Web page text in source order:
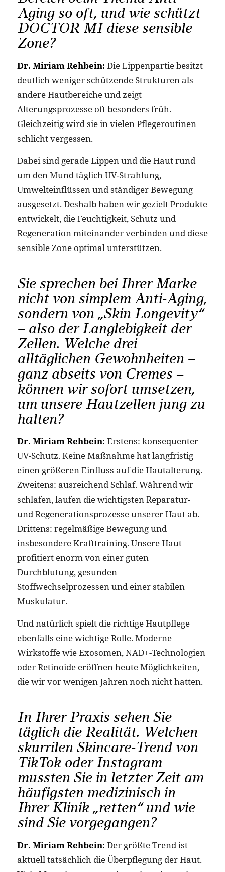
Aging so oft, und wie schützt
DOCTOR MI diese sensible
Zone?
Dr. Miriam Rehbein: Die Lippenpartie besitzt
deutlich weniger schützende Strukturen als
andere Hautbereiche und zeigt
Alterungsprozesse oft besonders früh.
Gleichzeitig wird sie in vielen Pflegeroutinen
schlicht vergessen.
Dabei sind gerade Lippen und die Haut rund
um den Mund täglich UV-Strahlung,
Umwelteinflüssen und ständiger Bewegung
ausgesetzt. Deshalb haben wir gezielt Produkte
entwickelt, die Feuchtigkeit, Schutz und
Regeneration miteinander verbinden und diese
sensible Zone optimal unterstützen.
Sie sprechen bei Ihrer Marke
nicht von simplem Anti-Aging,
sondern von „Skin Longevity“
– also der Langlebigkeit der
Zellen. Welche drei
alltäglichen Gewohnheiten –
ganz abseits von Cremes –
können wir sofort umsetzen,
um unsere Hautzellen jung zu
halten?
Dr. Miriam Rehbein: Erstens: konsequenter
UV-Schutz. Keine Maßnahme hat langfristig
einen größeren Einfluss auf die Hautalterung.
Zweitens: ausreichend Schlaf. Während wir
schlafen, laufen die wichtigsten Reparatur-
und Regenerationsprozesse unserer Haut ab.
Drittens: regelmäßige Bewegung und
insbesondere Krafttraining. Unsere Haut
profitiert enorm von einer guten
Durchblutung, gesunden
Stoffwechselprozessen und einer stabilen
Muskulatur.
Und natürlich spielt die richtige Hautpflege
ebenfalls eine wichtige Rolle. Moderne
Wirkstoffe wie Exosomen, NAD+-Technologien
oder Retinoide eröffnen heute Möglichkeiten,
die wir vor wenigen Jahren noch nicht hatten.
In Ihrer Praxis sehen Sie
täglich die Realität. Welchen
skurrilen Skincare-Trend von
TikTok oder Instagram
mussten Sie in letzter Zeit am
häufigsten medizinisch in
Ihrer Klinik „retten“ und wie
sind Sie vorgegangen?
Dr. Miriam Rehbein: Der größte Trend ist
aktuell tatsächlich die Überpflegung der Haut.